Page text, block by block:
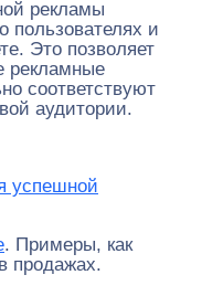
рекламы
пользователях и
Это позволяет
рекламные
соответствуют
аудитории.
успешной
. Примеры, как
продажах.